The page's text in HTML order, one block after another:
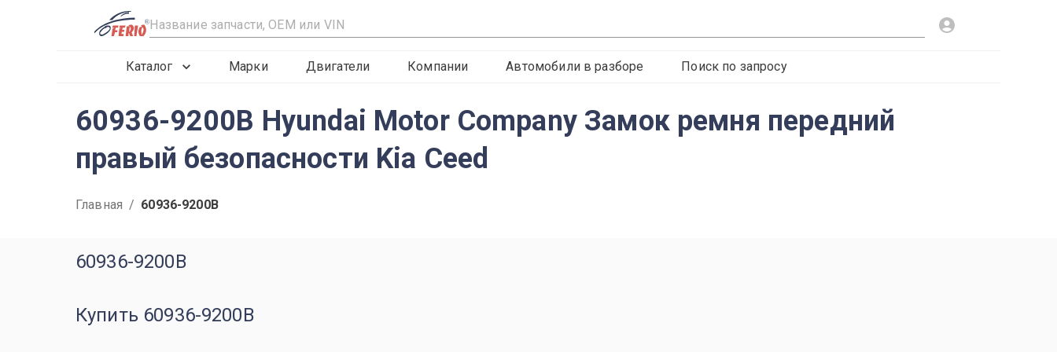
R
Каталог Марки Двигатели Компании Автомобили в разборе Поиск по запросу
60936-9200B Hyundai Motor Company Замок ремня передний
правый безопасности Kia Ceed
Главная / 60936-9200B
60936-9200B
Купить 60936-9200B